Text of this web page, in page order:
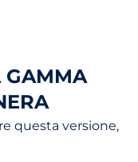
GAMMA
questa versione,